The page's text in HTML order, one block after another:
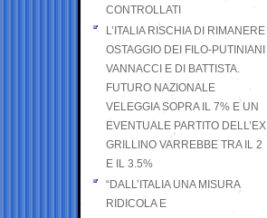
CONTROLLATI
L’ITALIA RISCHIA DI RIMANERE
OSTAGGIO DEI FILO-PUTINIANI
VANNACCI E DI BATTISTA.
FUTURO NAZIONALE
VELEGGIA SOPRA IL 7% E UN
EVENTUALE PARTITO DELL’EX
GRILLINO VARREBBE TRA IL 2
E IL 3.5%
“DALL’ITALIA UNA MISURA
RIDICOLA E